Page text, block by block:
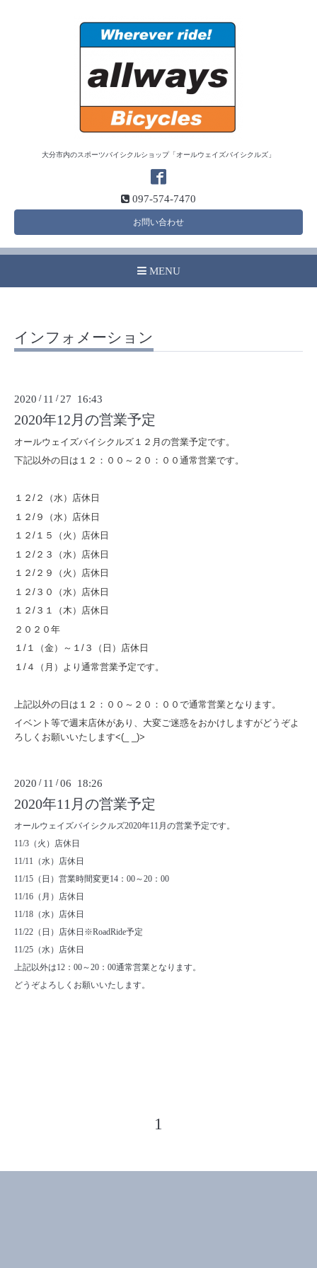
大分市内のスポーツバイシクルショップ「オールウェイズバイシクルズ」
097-574-7470
お問い合わせ
MENU
インフォメーション
2020 / 11 / 27 16:43
2020年12月の営業予定
オールウェイズバイシクルズ１２月の営業予定です。
下記以外の日は１２：００～２０：００通常営業です。
１２/２（水）店休日
１２/９（水）店休日
１２/１５（火）店休日
１２/２３（水）店休日
１２/２９（火）店休日
１２/３０（水）店休日
１２/３１（木）店休日
２０２０年
１/１（金）～１/３（日）店休日
１/４（月）より通常営業予定です。
上記以外の日は１２：００～２０：００で通常営業となります。
イベント等で週末店休があり、大変ご迷惑をおかけしますがどうぞよ
ろしくお願いいたします<(_ _)>
2020 / 11 /06 18:26
2020年11月の営業予定
オールウェイズバイシクルズ2020年11月の営業予定です。
11/3（火）店休日
11/11（水）店休日
11/15（日）営業時間変更14：00～20：00
11/16（月）店休日
11/18（水）店休日
11/22（日）店休日※RoadRide予定
11/25（水）店休日
上記以外は12：00～20：00通常営業となります。
どうぞよろしくお願いいたします。
1